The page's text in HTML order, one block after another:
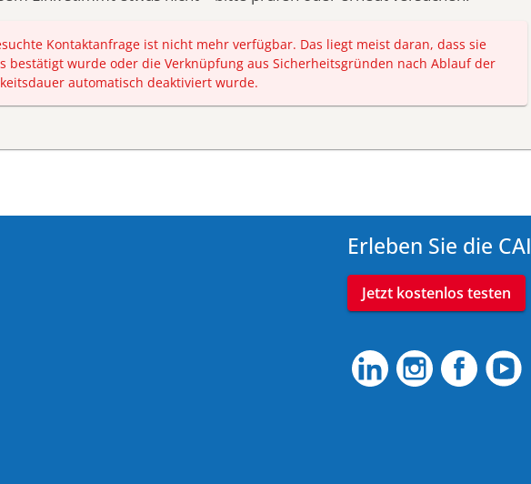
Kontaktanfrage ist nicht mehr verfügbar. Das liegt meist daran, dass sie
bestätigt wurde oder die Verknüpfung aus Sicherheitsgründen nach Ablauf der
automatisch deaktiviert wurde.
Erleben Sie die CAI
Jetzt kostenlos testen